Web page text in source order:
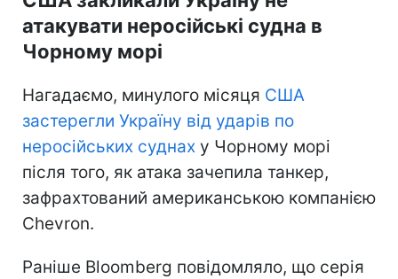
атакувати неросійські судна в
Чорному морі
Нагадаємо, минулого місяця США
застерегли Україну від ударів по
неросійських суднах у Чорному морі
після того, як атака зачепила танкер,
зафрахтований американською компанією
Chevron.
Раніше Bloomberg повідомляло, що серія